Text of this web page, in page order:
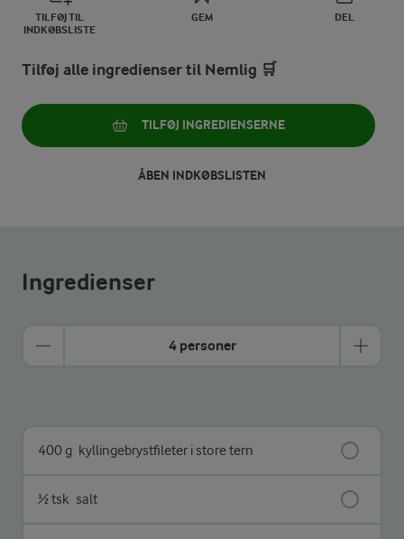
TILFØJ TIL
INDKØBSLISTE
GEM DEL
Tilføj alle ingredienser til Nemlig 🛒
TILFØJ INGREDIENSERNE
ÅBEN INDKØBSLISTEN
Ingredienser
4 personer
400 g kyllingebrystfileter i store tern
½ tsk salt